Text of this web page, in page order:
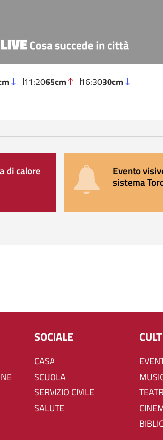
11:2065cm 16:3030cm
di calore Evento
sistema
SOCIALE
CASA
SCUOLA
SERVIZIO CIVILE
SALUTE